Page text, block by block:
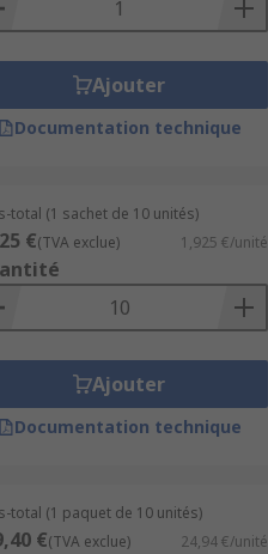
Ajouter
Documentation technique
total (1 sachet de 10 unités)
€(TVA exclue) 1,925 €/unité
Ajouter
Documentation technique
total (1 paquet de 10 unités)
€(TVA exclue) 24,94 €/unité